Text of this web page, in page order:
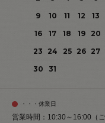
9
10 11 12 13
16
17 18 19 20
23
24 25 26 27
30
31
・・・休業日
営業時間：10:30～16:00（